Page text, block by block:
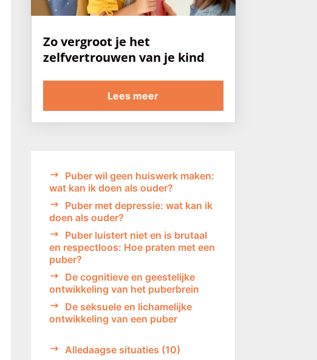
Zo vergroot je het
zelfvertrouwen van je kind
Lees meer
Puber wil geen huiswerk maken:
wat kan ik doen als ouder?
Puber met depressie: wat kan ik
doen als ouder?
Puber luistert niet en is brutaal
en respectloos: Hoe praten met een
puber?
De cognitieve en geestelijke
ontwikkeling van het puberbrein
De seksuele en lichamelijke
ontwikkeling van een puber
Alledaagse situaties (10)